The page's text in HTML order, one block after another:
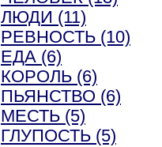
ЛЮДИ (11)
РЕВНОСТЬ (10)
ЕДА (6)
КОРОЛЬ (6)
ПЬЯНСТВО (6)
МЕСТЬ (5)
ГЛУПОСТЬ (5)